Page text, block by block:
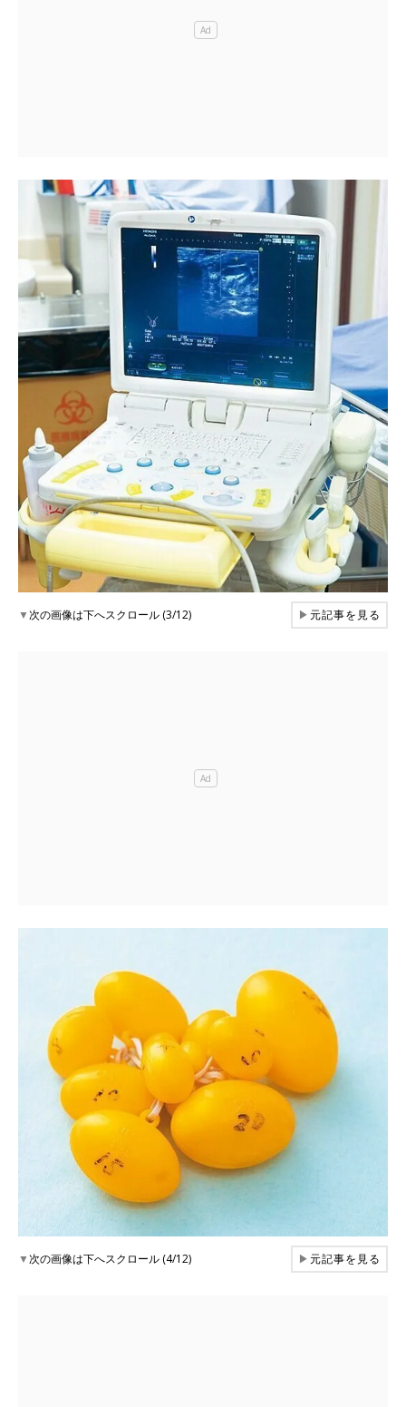
▼次の画像は下へスクロール (3/12) ▶元記事を見る
▼次の画像は下へスクロール (4/12) ▶元記事を見る